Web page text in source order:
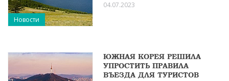
Новости
04.07.2023
ЮЖНАЯ КОРЕЯ РЕШИЛА
УПРОСТИТЬ ПРАВИЛА
ВЪЕЗДА ДЛЯ ТУРИСТОВ